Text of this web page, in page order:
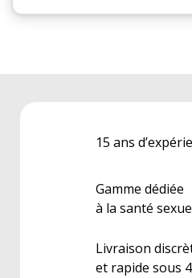
15 ans
Gamme dédiée
à la santé
Livraison
et rapide sous